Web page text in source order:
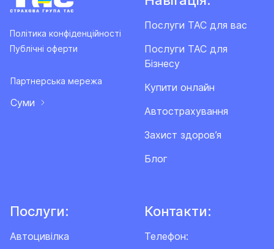
Політика конфіденційності
Публічні оферти
Партнерська мережа
Суми
Послуги ТАС для вас
Послуги ТАС для
Бізнесу
Купити онлайн
Автострахування
Захист здоров’я
Блог
Послуги:
Автоцивілка
Контакти:
Телефон: